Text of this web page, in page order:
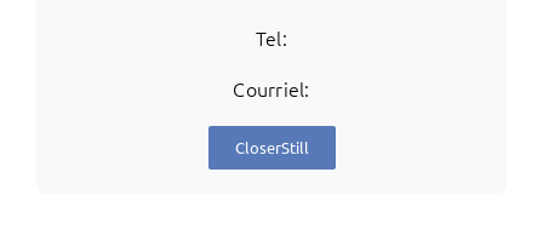
Tel:
Courriel:
CloserStill